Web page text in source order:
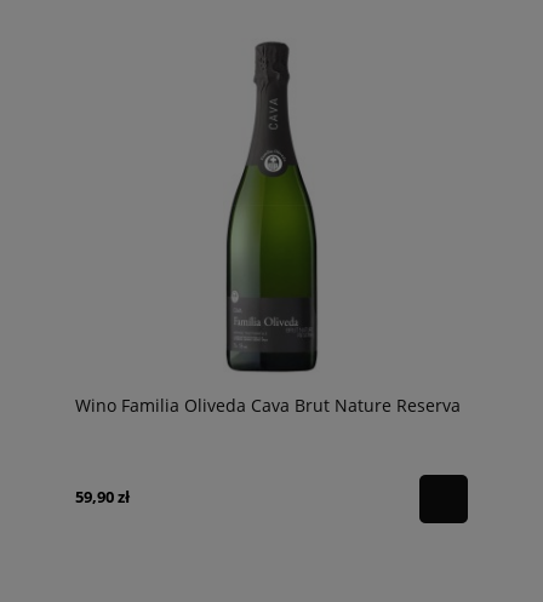
Wino Familia Oliveda Cava Brut Nature Reserva
59,90 zł